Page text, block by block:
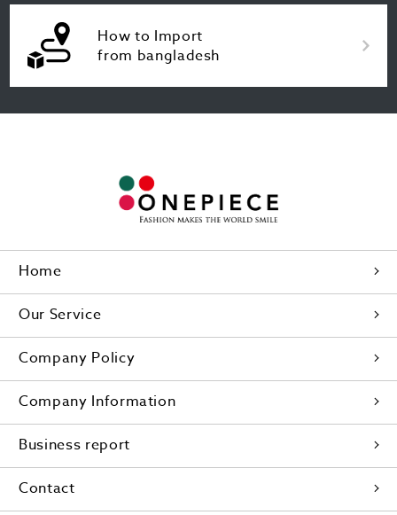
How to Import
from bangladesh
Home
Our Service
Company Policy
Company Information
Business report
Contact